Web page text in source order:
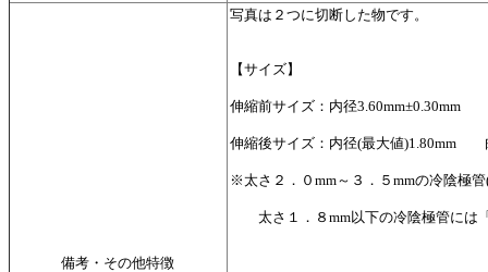
備考・その他特徴
写真は２つに切断した物です。
【サイズ】
伸縮前サイズ：内径3.60mm±0.30mm
伸縮後サイズ：内径(最大値)1.80mm
※太さ２．０mm～３．５mmの冷陰極
太さ１．８mm以下の冷陰極管には